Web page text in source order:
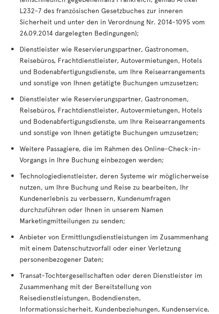
L232-7 des französischen Gesetzbuches zur inneren
Sicherheit und unter den in Verordnung Nr. 2014-1095 vom
26.09.2014 dargelegten Bedingungen);
Dienstleister wie Reservierungspartner, Gastronomen,
Reisebüros, Frachtdienstleister, Autovermietungen, Hotels
und Bodenabfertigungsdienste, um Ihre Reisearrangements
und sonstige von Ihnen getätigte Buchungen umzusetzen;
Dienstleister wie Reservierungspartner, Gastronomen,
Reisebüros, Frachtdienstleister, Autovermietungen, Hotels
und Bodenabfertigungsdienste, um Ihre Reisearrangements
und sonstige von Ihnen getätigte Buchungen umzusetzen;
Weitere Passagiere, die im Rahmen des Online-Check-in-
Vorgangs in Ihre Buchung einbezogen werden;
Technologiedienstleister, deren Systeme wir möglicherweise
nutzen, um Ihre Buchung und Reise zu bearbeiten, Ihr
Kundenerlebnis zu verbessern, Kundenumfragen
durchzuführen oder Ihnen in unserem Namen
Marketingmitteilungen zu senden;
Anbieter von Ermittlungsdienstleistungen im Zusammenhang
mit einem Datenschutzvorfall oder einer Verletzung
personenbezogener Daten;
Transat-Tochtergesellschaften oder deren Dienstleister im
Zusammenhang mit der Bereitstellung von
Reisedienstleistungen, Bodendiensten,
Informationssicherheit, Kundenbeziehungen, Kundenservice,